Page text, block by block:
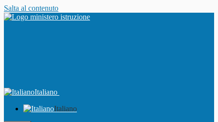
Salta al contenuto
Italiano
Italiano